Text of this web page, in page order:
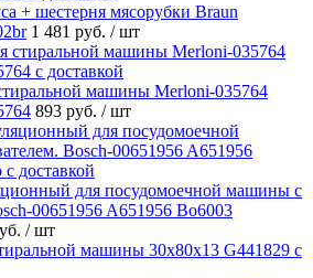
+ шестерня мясорубки Braun
1 481 руб. / шт
машины Merloni-035764
893 руб. / шт
для посудомоечной машины с
00651956 A651956 Bo6003
/ шт